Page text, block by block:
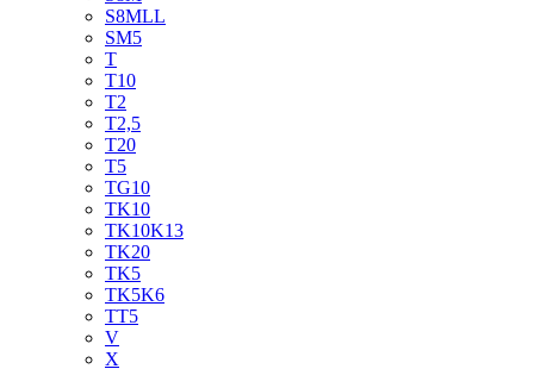
S8MLL
SM5
T
T10
T2
T2,5
T20
T5
TG10
TK10
TK10K13
TK20
TK5
TK5K6
TT5
V
X